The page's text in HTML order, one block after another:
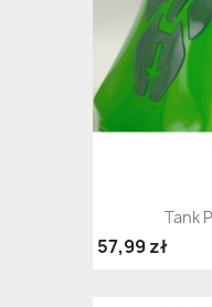
Tank
57,99 zł